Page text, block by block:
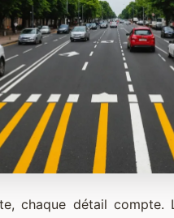
chaque détail compte.